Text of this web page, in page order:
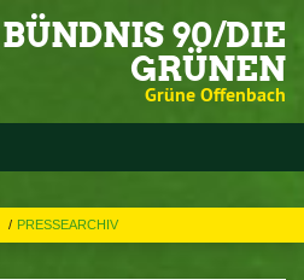
BÜNDNIS 90/DIE
GRÜNEN
Grüne Offenbach
PRESSEARCHIV